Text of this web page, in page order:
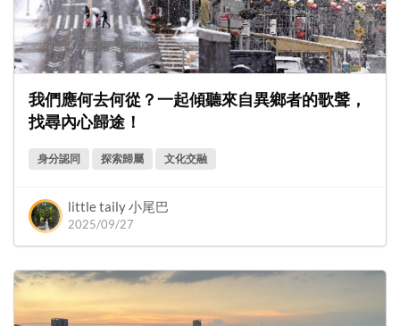
我們應何去何從？一起傾聽來自異鄉者的歌聲，
找尋內心歸途！
身分認同 探索歸屬 文化交融
little taily 小尾巴
2025/09/27